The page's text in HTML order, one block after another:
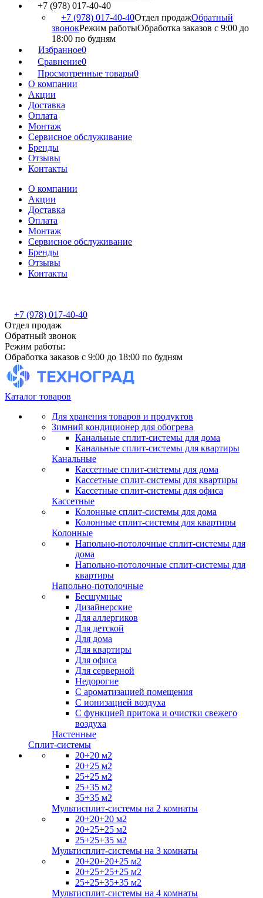
+7 (978) 017-40-40
+7 (978) 017-40-40Отдел продажОбратный
звонокРежим работыОбработка заказов с 9:00 до
18:00 по будням
Избранное0
Сравнение0
Просмотренные товары0
О компании
Акции
Доставка
Оплата
Монтаж
Сервисное обслуживание
Бренды
Отзывы
Контакты
О компании
Акции
Доставка
Оплата
Монтаж
Сервисное обслуживание
Бренды
Отзывы
Контакты
+7 (978) 017-40-40
Отдел продаж
Обратный звонок
Режим работы:
Обработка заказов с 9:00 до 18:00 по будням
Каталог товаров
Для хранения товаров и продуктов
Зимний кондиционер для обогрева
Канальные сплит-системы для дома
Канальные сплит-системы для квартиры
Канальные
Кассетные сплит-системы для дома
Кассетные сплит-системы для квартиры
Кассетные сплит-системы для офиса
Кассетные
Колонные сплит-системы для дома
Колонные сплит-системы для квартиры
Колонные
Напольно-потолочные сплит-системы для
дома
Напольно-потолочные сплит-системы для
квартиры
Напольно-потолочные
Бесшумные
Дизайнерские
Для аллергиков
Для детской
Для дома
Для квартиры
Для офиса
Для серверной
Недорогие
С ароматизацией помещения
С ионизацией воздуха
С функцией притока и очистки свежего
воздуха
Настенные
Сплит-системы
20+20 м2
20+25 м2
25+25 м2
25+35 м2
35+35 м2
Мультисплит-системы на 2 комнаты
20+20+20 м2
20+25+25 м2
25+25+35 м2
Мультисплит-системы на 3 комнаты
20+20+20+25 м2
20+25+25+25 м2
25+25+35+35 м2
Мультисплит-системы на 4 комнаты